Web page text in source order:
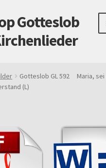
Gotteslob
(EU)
Gotteslob GL 592 Maria,
(L)